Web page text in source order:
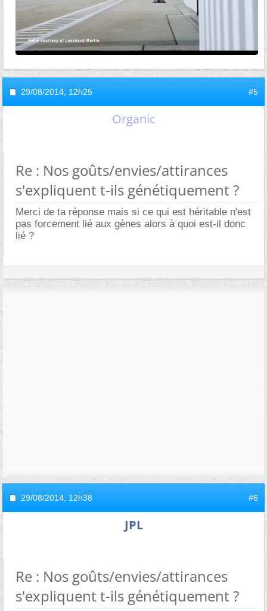
29/08/2014, 12h25 #5
Organic
Re : Nos goûts/envies/attirances
s'expliquent t-ils génétiquement ?
Merci de ta réponse mais si ce qui est héritable n'est
pas forcement lié aux gènes alors à quoi est-il donc
lié ?
29/08/2014, 12h38 #6
JPL
Re : Nos goûts/envies/attirances
s'expliquent t-ils génétiquement ?